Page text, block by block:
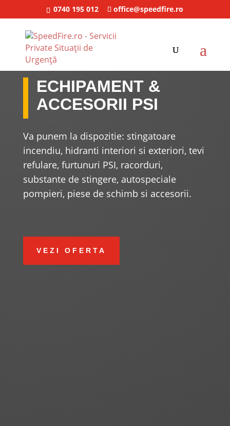
0740 195 012 office@speedfire.ro
ECHIPAMENT &
ACCESORII PSI
Va punem la dispozitie: stingatoare
incendiu, hidranti interiori si exteriori, tevi
refulare, furtunuri PSI, racorduri,
substante de stingere, autospeciale
pompieri, piese de schimb si accesorii.
VEZI OFERTA